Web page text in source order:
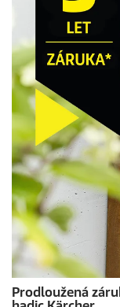
z
í
Prodloužená